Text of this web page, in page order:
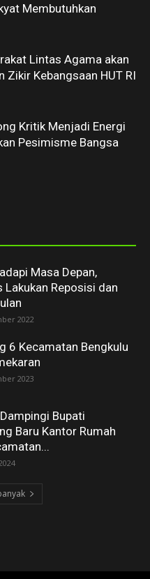
Membutuhkan
Lintas Agama akan
Zikir Kebangsaan HUT RI
Kritik Menjadi Energi
Pesimisme Bangsa
Masa Depan,
Lakukan Reposisi dan
2022
6 Kecamatan Bengkulu
2023
Bupati
Baru Kantor Rumah